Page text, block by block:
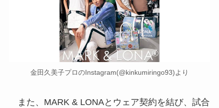
金田久美子プロのInstagram(@kinkumiringo93)より
また、MARK & LONAとウェア契約を結び、試合